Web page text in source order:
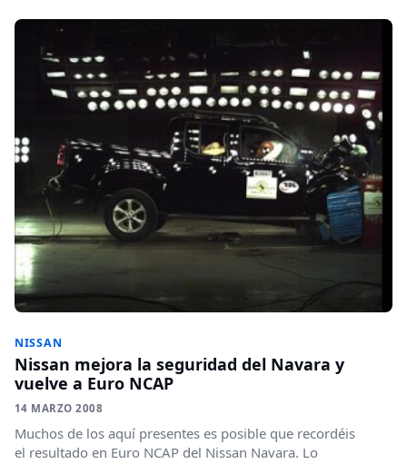
NISSAN
Nissan mejora la seguridad del Navara y
vuelve a Euro NCAP
14 MARZO 2008
Muchos de los aquí presentes es posible que recordéis
el resultado en Euro NCAP del Nissan Navara. Lo